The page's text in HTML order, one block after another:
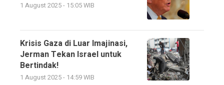
1 August 2025 - 15:05 WIB
Krisis Gaza di Luar Imajinasi,
Jerman Tekan Israel untuk
Bertindak!
1 August 2025 - 14:59 WIB